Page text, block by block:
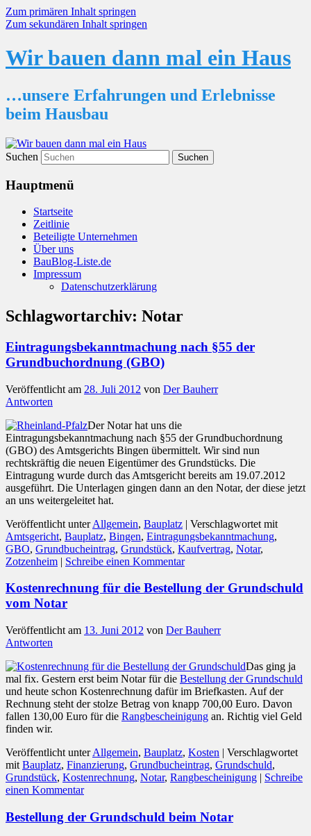
Zum primären Inhalt springen
Zum sekundären Inhalt springen
Wir bauen dann mal ein Haus
…unsere Erfahrungen und Erlebnisse
beim Hausbau
Suchen
Hauptmenü
Startseite
Zeitlinie
Beteiligte Unternehmen
Über uns
BauBlog-Liste.de
Impressum
Datenschutzerklärung
Schlagwortarchiv: Notar
Eintragungsbekanntmachung nach §55 der
Grundbuchordnung (GBO)
Veröffentlicht am 28. Juli 2012 von Der Bauherr
Antworten
Der Notar hat uns die
Eintragungsbekanntmachung nach §55 der Grundbuchordnung
(GBO) des Amtsgerichts Bingen übermittelt. Wir sind nun
rechtskräftig die neuen Eigentümer des Grundstücks. Die
Eintragung wurde durch das Amtsgericht bereits am 19.07.2012
ausgeführt. Die Unterlagen gingen dann an den Notar, der diese jetzt
an uns weitergeleitet hat.
Veröffentlicht unter Allgemein, Bauplatz | Verschlagwortet mit
Amtsgericht, Bauplatz, Bingen, Eintragungsbekanntmachung,
GBO, Grundbucheintrag, Grundstück, Kaufvertrag, Notar,
Zotzenheim | Schreibe einen Kommentar
Kostenrechnung für die Bestellung der Grundschuld
vom Notar
Veröffentlicht am 13. Juni 2012 von Der Bauherr
Antworten
Das ging ja
mal fix. Gestern erst beim Notar für die Bestellung der Grundschuld
und heute schon Kostenrechnung dafür im Briefkasten. Auf der
Rechnung steht der stolze Betrag von knapp 700,00 Euro. Davon
fallen 130,00 Euro für die Rangbescheinigung an. Richtig viel Geld
finden wir.
Veröffentlicht unter Allgemein, Bauplatz, Kosten | Verschlagwortet
mit Bauplatz, Finanzierung, Grundbucheintrag, Grundschuld,
Grundstück, Kostenrechnung, Notar, Rangbescheinigung | Schreibe
einen Kommentar
Bestellung der Grundschuld beim Notar